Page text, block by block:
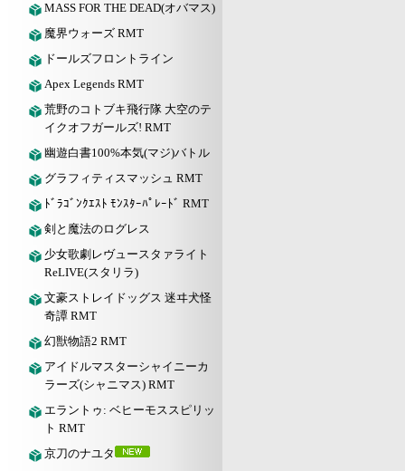
MASS FOR THE DEAD(オバマス)
魔界ウォーズ RMT
ドールズフロントライン
Apex Legends RMT
荒野のコトブキ飛行隊 大空のテ
イクオフガールズ! RMT
幽遊白書100%本気(マジ)バトル
グラフィティスマッシュ RMT
ﾄﾞﾗｺﾞﾝｸｴｽﾄ ﾓﾝｽﾀｰﾊﾟﾚｰﾄﾞ RMT
剣と魔法のログレス
少女歌劇レヴュースタァライト
ReLIVE(スタリラ)
文豪ストレイドッグス 迷ヰ犬怪
奇譚 RMT
幻獣物語2 RMT
アイドルマスターシャイニーカ
ラーズ(シャニマス) RMT
エラントゥ: ベヒーモススピリッ
ト RMT
京刀のナユタ